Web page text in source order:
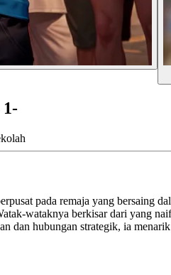
1-
pada remaja yang bersaing
wataknya berkisar dari yang
dan hubungan strategik, ia